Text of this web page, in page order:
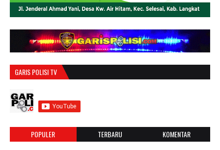
GARIS POLISI TV
POPULER TERBARU KOMENTAR